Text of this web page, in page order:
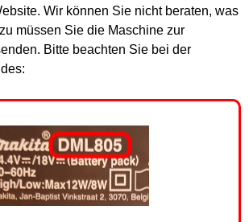
Wir können Sie nicht beraten, was
müssen Sie die Maschine zur
Bitte beachten Sie bei der